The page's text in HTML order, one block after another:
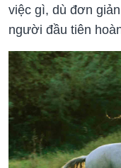
việc gì, dù đơn
người đầu tiên